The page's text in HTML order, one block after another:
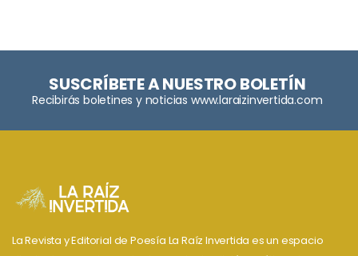
SUSCRÍBETE A NUESTRO BOLETÍN
Recibirás boletines y noticias www.laraizinvertida.com
La Revista y Editorial de Poesía La Raíz Invertida es un espacio